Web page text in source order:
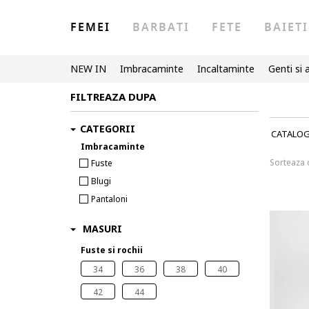
FEMEI BARBATI FETE BAIETI
NEW IN Imbracaminte Incaltaminte Genti si
Sorteaza
FILTREAZA DUPA
CATEGORII
Imbracaminte
Fuste
Blugi
Pantaloni
MASURI
Fuste si rochii
34
36 38
40
42
44